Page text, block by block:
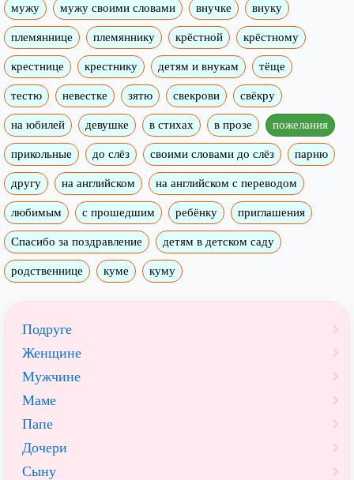
мужу мужу своими словами внучке внуку
племяннице племяннику крёстной крёстному
крестнице крестнику детям и внукам тёще
тестю невестке зятю свекрови свёкру
на юбилей девушке в стихах в прозе пожелания
прикольные до слёз своими словами до слёз парню
другу на английском на английском с переводом
любимым с прошедшим ребёнку приглашения
Спасибо за поздравление детям в детском саду
родственнице куме куму
Подруге
Женщине
Мужчине
Маме
Папе
Дочери
Сыну